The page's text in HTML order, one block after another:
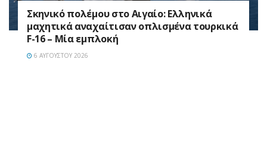
Σκηνικό πολέμου στο Αιγαίο: Ελληνικά
μαχητικά αναχαίτισαν οπλισμένα τουρκικά
F-16 – Μία εμπλοκή
6 ΑΥΓΟΎΣΤΟΥ 2026